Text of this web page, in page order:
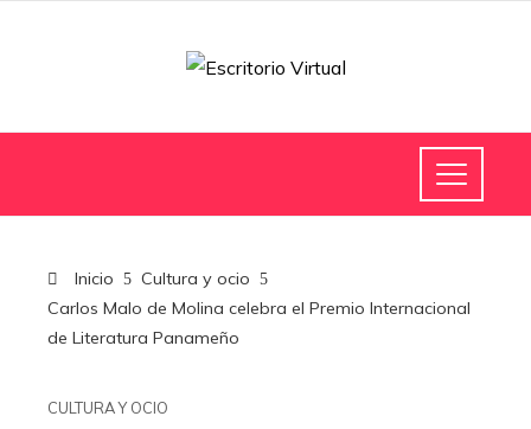
Inicio
Cultura y ocio
Carlos Malo de Molina celebra el Premio Internacional
de Literatura Panameño
CULTURA Y OCIO